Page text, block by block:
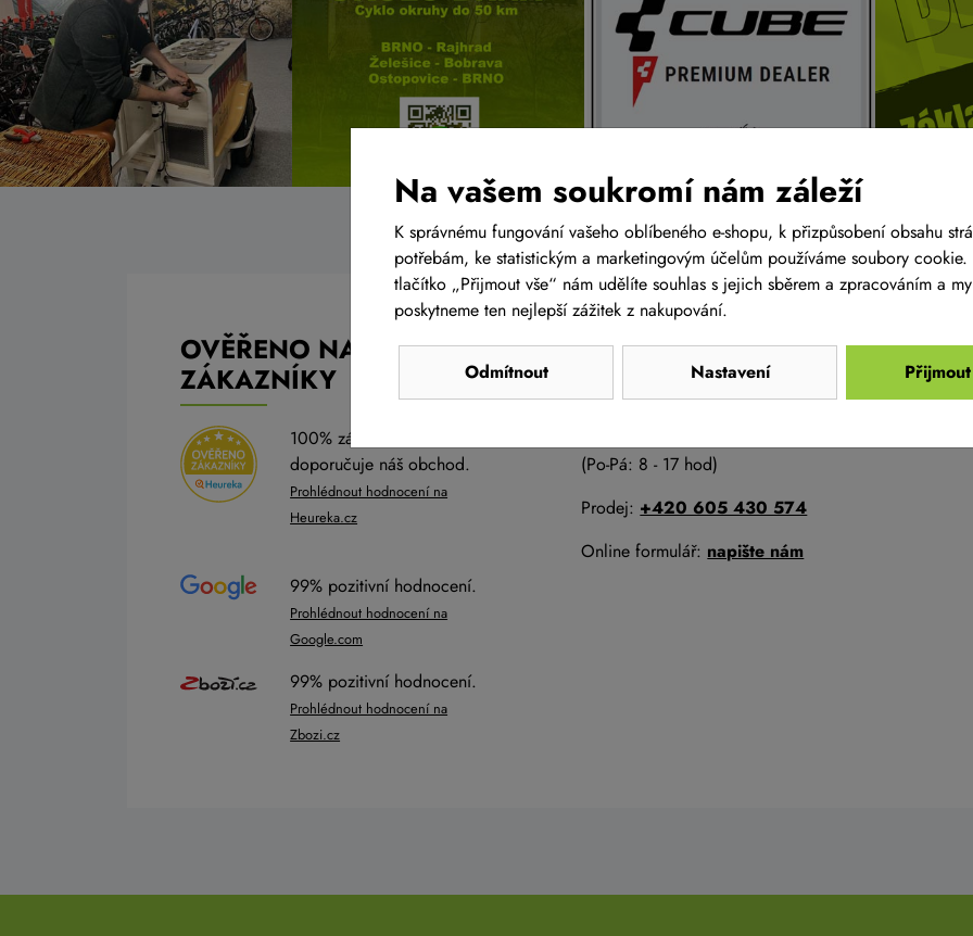
OVĚŘENO NAŠIMI
ZÁKAZNÍKY
100% zákazníků
doporučuje náš obchod.
Prohlédnout hodnocení na
Heureka.cz
99% pozitivní hodnocení.
Prohlédnout hodnocení na
Google.com
99% pozitivní hodnocení.
Prohlédnout hodnocení na
Zbozi.cz
POTŘEBUJETE
PORADIT?
(Po-Pá: 8 - 17 hod)
Prodej: +420 605 430 574
Online formulář: napište nám
Na vašem soukromí nám záleží
K správnému fungování vašeho oblíbeného e-shopu, k přizpůsobení obsahu
potřebám, ke statistickým a marketingovým účelům používáme soubory
tlačítko „Přijmout vše“ nám udělíte souhlas s jejich sběrem a zpracováním a
poskytneme ten nejlepší zážitek z nakupování.
Odmítnout Nastavení